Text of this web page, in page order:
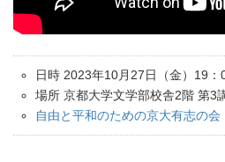
日時 2023年10月27日（金）19：
場所 京都大学文学部校舎2階 第3
自由と平和のための京大有志の会